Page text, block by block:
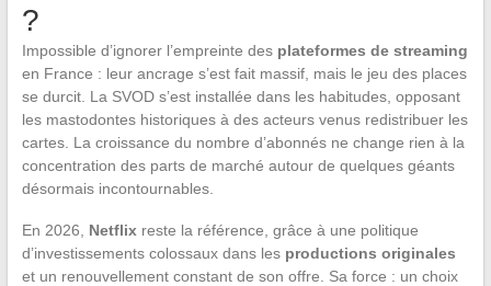
?
Impossible d’ignorer l’empreinte des plateformes de streaming
en France : leur ancrage s’est fait massif, mais le jeu des places
se durcit. La SVOD s’est installée dans les habitudes, opposant
les mastodontes historiques à des acteurs venus redistribuer les
cartes. La croissance du nombre d’abonnés ne change rien à la
concentration des parts de marché autour de quelques géants
désormais incontournables.
En 2026, Netflixreste la référence, grâce à une politique
d’investissements colossaux dans les productions originales
et un renouvellement constant de son offre. Sa force : un choix